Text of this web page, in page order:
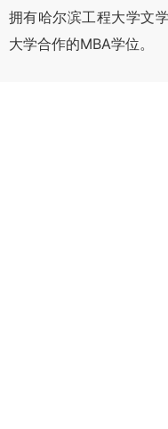
拥有哈尔滨工程大学文
大学合作的MBA学位。